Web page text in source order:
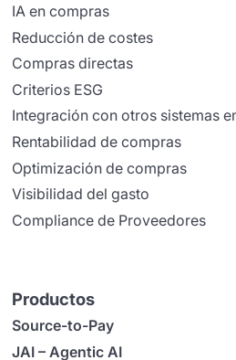
IA en compras
Reducción de costes
Compras directas
Criterios ESG
Integración con otros sistemas
Rentabilidad de compras
Optimización de compras
Visibilidad del gasto
Compliance de Proveedores
Productos
Source-to-Pay
JAI – Agentic AI